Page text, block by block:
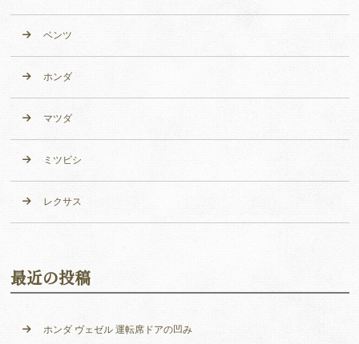
ベンツ
ホンダ
マツダ
ミツビシ
レクサス
最近の投稿
ホンダ ヴェゼル 運転席ドアの凹み